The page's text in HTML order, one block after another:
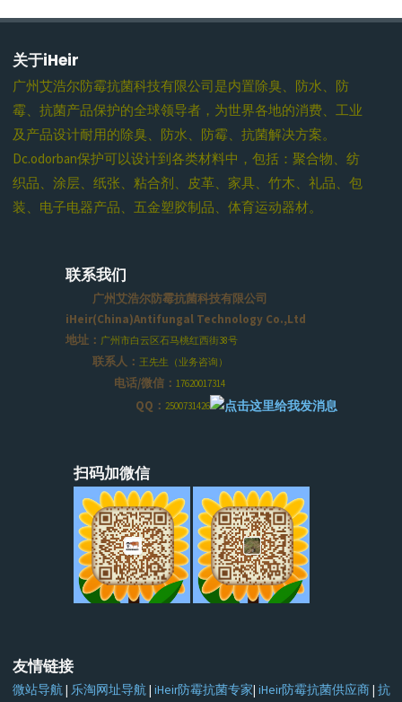
关于iHeir
广州艾浩尔防霉抗菌科技有限公司是内置除臭、防水、防
霉、抗菌产品保护的全球领导者，为世界各地的消费、工业
及产品设计耐用的除臭、防水、防霉、抗菌解决方案。
Dc.odorban保护可以设计到各类材料中，包括：聚合物、纺
织品、涂层、纸张、粘合剂、皮革、家具、竹木、礼品、包
装、电子电器产品、五金塑胶制品、体育运动器材。
联系我们
广州艾浩尔防霉抗菌科技有限公司
iHeir(China)Antifungal Technology Co.,Ltd
地址： 广州市白云区石马桃红西街38号
联系人： 王先生（业务咨询）
电话/微信： 17620017314
QQ： 2500731426
扫码加微信
友情链接
微站导航| 乐淘网址导航| iHeir防霉抗菌专家| iHeir防霉抗菌供应商| 抗